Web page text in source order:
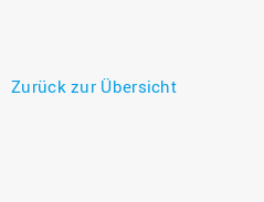
Zurück zur Übersicht